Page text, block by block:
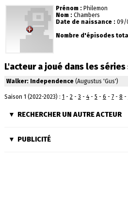
Prénom : Philemon
Nom : Chambers
Date de naissance : 09/
Nombre d'épisodes
L'acteur a joué dans les
Walker: Independence(Augustus 'Gus')
Saison 1 (2022-2023) : 1 - 2- 3 - 4- 5 - 6 - 7- 8 -
RECHERCHER UN AUTRE ACTEUR
PUBLICITÉ